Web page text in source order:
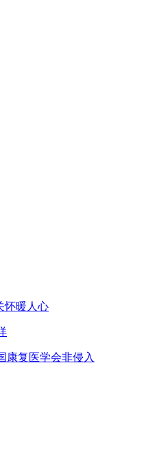
怀暖人心
康复医学会非侵入